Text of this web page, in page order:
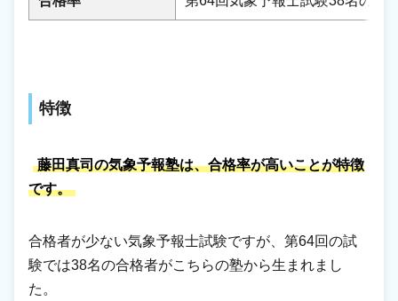
特徴
藤田真司の気象予報塾は、合格率が高いことが特徴
です。
合格者が少ない気象予報士試験ですが、第64回の試
験では38名の合格者がこちらの塾から生まれまし
た。